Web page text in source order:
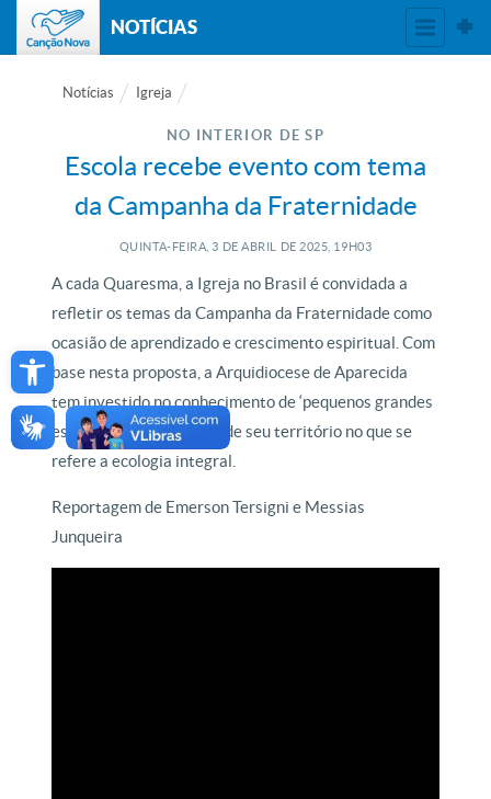
Open toolbar
NOTÍCIAS
Notícias Igreja
NO INTERIOR DE SP
Escola recebe evento com tema
da Campanha da Fraternidade
QUINTA-FEIRA, 3 DE ABRIL DE 2025, 19H03
A cada Quaresma, a Igreja no Brasil é convidada a
refletir os temas da Campanha da Fraternidade como
ocasião de aprendizado e crescimento espiritual. Com
base nesta proposta, a Arquidiocese de Aparecida
tem investido no conhecimento de ‘pequenos grandes
estudantes’ das escolas de seu território no que se
refere a ecologia integral.
Reportagem de Emerson Tersigni e Messias
Junqueira